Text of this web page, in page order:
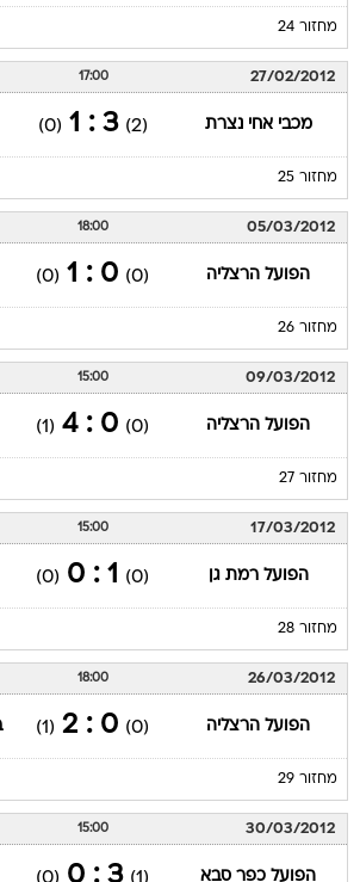
מחזור 24
27/02/2012
17:00
מכבי אחי נצרת (2)
3 : 1
(0)
מחזור 25
05/03/2012
18:00
הפועל הרצליה (0)
0 : 1
(0)
מחזור 26
09/03/2012
15:00
הפועל הרצליה (0)
0 : 4
(1)
מחזור 27
17/03/2012
15:00
הפועל רמת גן (0)
1 : 0
(0)
מחזור 28
26/03/2012
18:00
הפועל הרצליה (0)
0 : 2
(1)
מחזור 29
30/03/2012
15:00
הפועל כפר סבא